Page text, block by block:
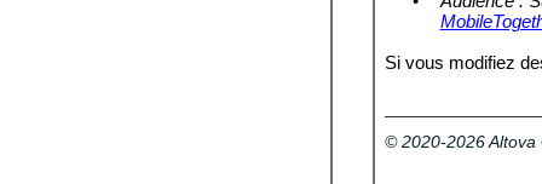
Si vous modifiez
© 2020-2026 Altova